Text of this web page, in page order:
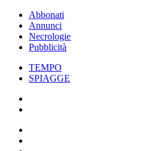
Abbonati
Annunci
Necrologie
Pubblicità
TEMPO
SPIAGGE